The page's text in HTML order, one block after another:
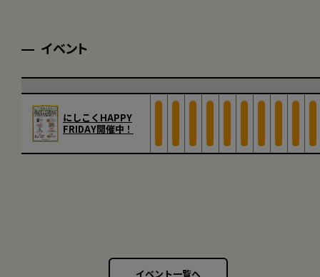
イベント
にしこくHAPPY
FRIDAY開催中！
イベント一覧へ